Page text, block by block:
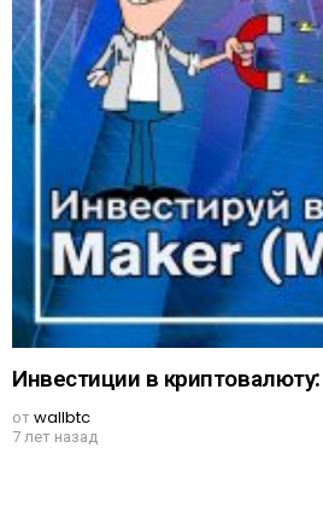
Инвестиции в
отwallbtc
7 лет назад